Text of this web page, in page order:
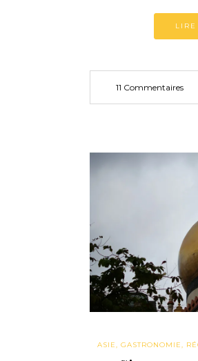
11 Commentaires
ASIE, GASTRONOMIE,